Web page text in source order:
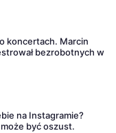
koncertach. Marcin
bezrobotnych w
na Instagramie?
być oszust.